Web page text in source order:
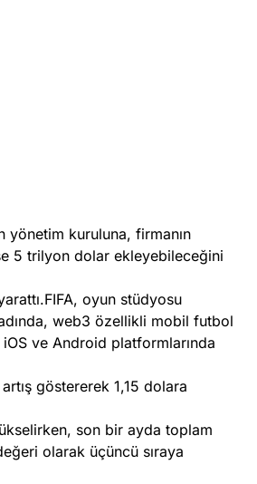
yönetim kuruluna, firmanın
5 trilyon dolar ekleyebileceğini
oyun stüdyosu
web3 özellikli mobil futbol
ve Android platformlarında
göstererek 1,15 dolara
son bir ayda toplam
olarak üçüncü sıraya